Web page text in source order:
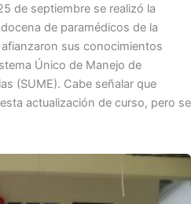
de septiembre se realizó la
de paramédicos de la
sus conocimientos
Único de Manejo de
(SUME). Cabe señalar que
actualización de curso, pero se